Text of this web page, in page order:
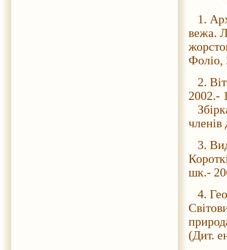
1.
вежа.
Фоліо,
2.
2002.-
членів
3.
шк.-
4.
(Дит.